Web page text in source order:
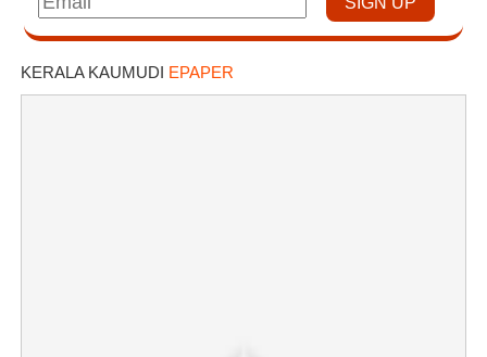
KERALA KAUMUDI EPAPER